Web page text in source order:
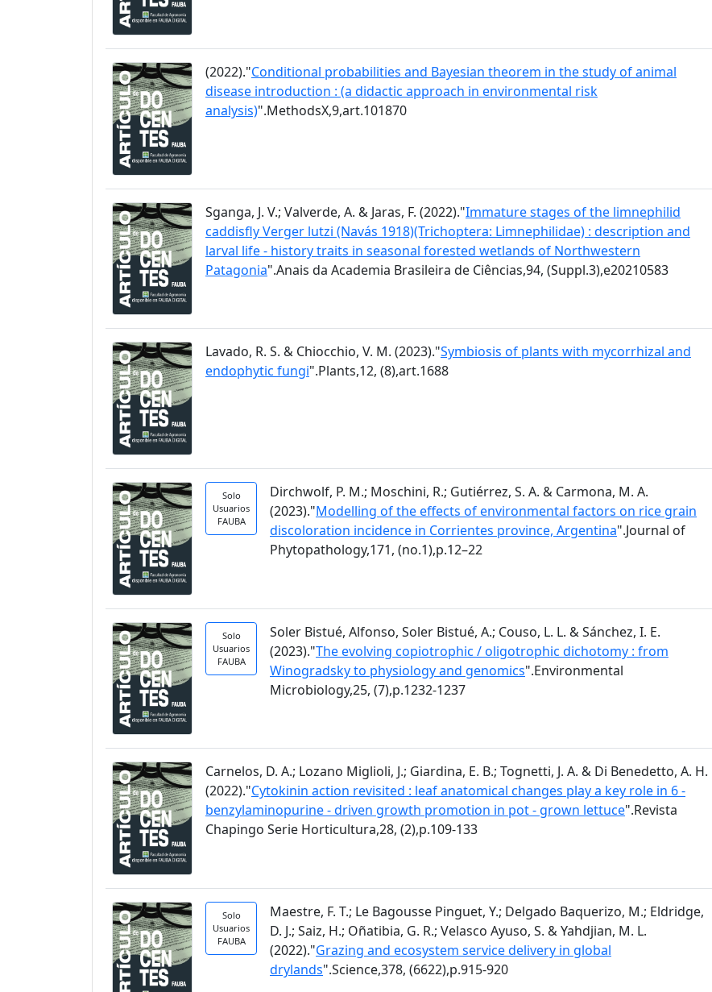
(2022)."Conditional probabilities and Bayesian theorem in the study of animal
disease introduction : (a didactic approach in environmental risk
analysis)".MethodsX,9,art.101870
Sganga, J. V.; Valverde, A. & Jaras, F. (2022)."Immature stages of the limnephilid
caddisfly Verger lutzi (Navás 1918)(Trichoptera: Limnephilidae) : description and
larval life - history traits in seasonal forested wetlands of Northwestern
Patagonia".Anais da Academia Brasileira de Ciências,94, (Suppl.3),e20210583
Lavado, R. S. & Chiocchio, V. M. (2023)."Symbiosis of plants with mycorrhizal and
endophytic fungi".Plants,12, (8),art.1688
Solo
Usuarios
FAUBA
Dirchwolf, P. M.; Moschini, R.; Gutiérrez, S. A. & Carmona, M. A.
(2023)."Modelling of the effects of environmental factors on rice grain
discoloration incidence in Corrientes province, Argentina".Journal of
Phytopathology,171, (no.1),p.12–22
Solo
Usuarios
FAUBA
Soler Bistué, Alfonso, Soler Bistué, A.; Couso, L. L. & Sánchez, I. E.
(2023)."The evolving copiotrophic / oligotrophic dichotomy : from
Winogradsky to physiology and genomics".Environmental
Microbiology,25, (7),p.1232-1237
Carnelos, D. A.; Lozano Miglioli, J.; Giardina, E. B.; Tognetti, J. A. & Di Benedetto, A. H.
(2022)."Cytokinin action revisited : leaf anatomical changes play a key role in 6 -
benzylaminopurine - driven growth promotion in pot - grown lettuce".Revista
Chapingo Serie Horticultura,28, (2),p.109-133
Solo
Usuarios
FAUBA
Maestre, F. T.; Le Bagousse Pinguet, Y.; Delgado Baquerizo, M.; Eldridge,
D. J.; Saiz, H.; Oñatibia, G. R.; Velasco Ayuso, S. & Yahdjian, M. L.
(2022)."Grazing and ecosystem service delivery in global
drylands".Science,378, (6622),p.915-920